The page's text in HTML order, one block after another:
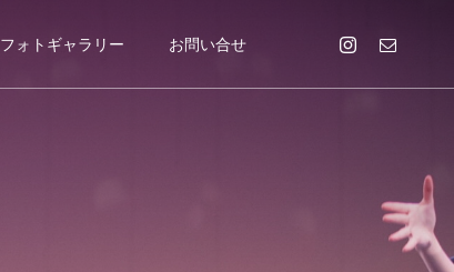
フォトギャラリー お問い合せ